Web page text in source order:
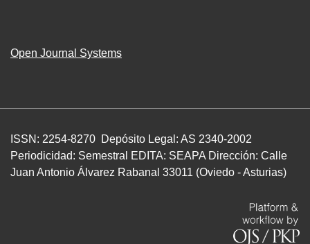
Open Journal Systems
ISSN: 2254-8270 Depósito Legal: AS 2340-2002
Periodicidad: Semestral EDITA: SEAPA Dirección: Calle
Juan Antonio Álvarez Rabanal 33011 (Oviedo - Asturias)